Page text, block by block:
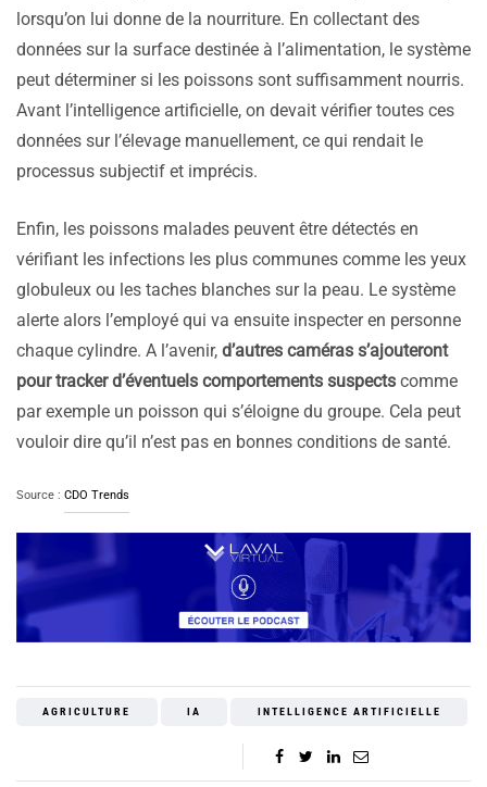
lorsqu’on lui donne de la nourriture. En collectant des
données sur la surface destinée à l’alimentation, le système
peut déterminer si les poissons sont suffisamment nourris.
Avant l’intelligence artificielle, on devait vérifier toutes ces
données sur l’élevage manuellement, ce qui rendait le
processus subjectif et imprécis.
Enfin, les poissons malades peuvent être détectés en
vérifiant les infections les plus communes comme les yeux
globuleux ou les taches blanches sur la peau. Le système
alerte alors l’employé qui va ensuite inspecter en personne
chaque cylindre. A l’avenir, d’autres caméras s’ajouteront
pour tracker d’éventuels comportements suspects comme
par exemple un poisson qui s’éloigne du groupe. Cela peut
vouloir dire qu’il n’est pas en bonnes conditions de santé.
Source : CDO Trends
AGRICULTURE IA INTELLIGENCE ARTIFICIELLE